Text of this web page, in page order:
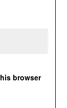
browser